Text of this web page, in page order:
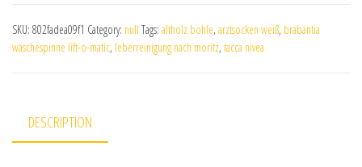
SKU: 802fadea09f1 Category: null Tags: altholz bohle, arztsocken weiß, brabantia
wäschespinne lift-o-matic, leberreinigung nach moritz, tacca nivea
DESCRIPTION